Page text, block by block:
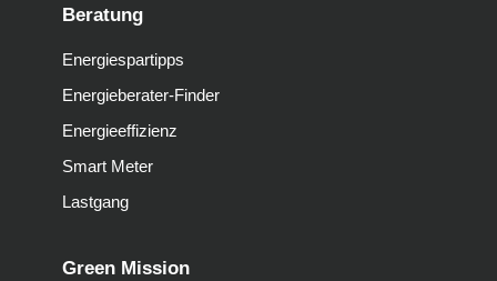
Beratung
Energiespartipps
Energieberater-Finder
Energieeffizienz
Smart Meter
Lastgang
Green Mission